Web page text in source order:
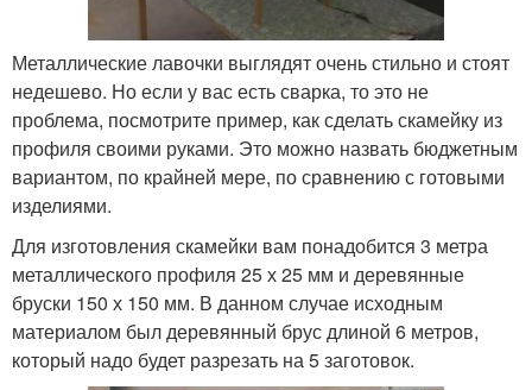
Металлические лавочки выглядят очень стильно и стоят
недешево. Но если у вас есть сварка, то это не
проблема, посмотрите пример, как сделать скамейку из
профиля своими руками. Это можно назвать бюджетным
вариантом, по крайней мере, по сравнению с готовыми
изделиями.
Для изготовления скамейки вам понадобится 3 метра
металлического профиля 25 х 25 мм и деревянные
бруски 150 х 150 мм. В данном случае исходным
материалом был деревянный брус длиной 6 метров,
который надо будет разрезать на 5 заготовок.